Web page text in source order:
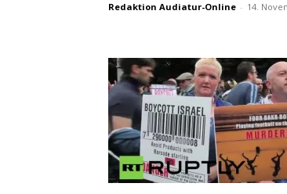
Redaktion Audiatur-Online - 14.